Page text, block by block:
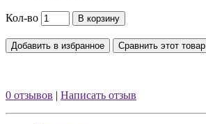
Кол-во В корзину
Добавить в избранное Сравнить этот товар
0 отзывов | Написать отзыв